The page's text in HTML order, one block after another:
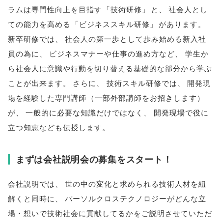
ラムは専門性向上を目指す 「技術研修 」 と
社会人とし
ての能力を高める
「ビジネススキル研修 」 があります。
新卒研修では
社会人の第一歩として歩み始める新入社
員の為に
ビジネスマナーや仕事の進め方など
学生か
ら社会人に意識や行動を切り替える基礎的な部分から学ぶ
ことが出来ます。 さらに 技術スキル研修では
開発現
場を経験した専門講師 （一部外部講師をお招きします）
が
一般的に必要な知識だけではなく
開発現場で役に
立つ知恵なども伝授します。
まずは会社説明会の募集をスタート！
会社説明では、
世の中の変化と求められる技術人材を紐
解くと同時に、
パーソルクロステクノロジーがどんな立
場・想いで技術社会に貢献してるかをご説明させていただ